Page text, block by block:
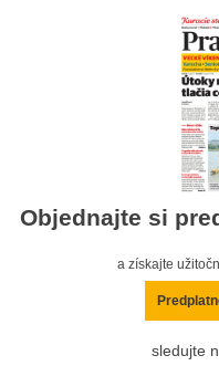
Objednajte si
a získajte
sledujte